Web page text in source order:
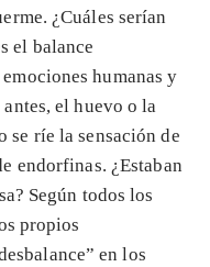
¿Cuáles serían
el balance
humanas y
el huevo o la
se ríe la sensación de
endorfinas. ¿Estaban
Según todos los
propios
en los